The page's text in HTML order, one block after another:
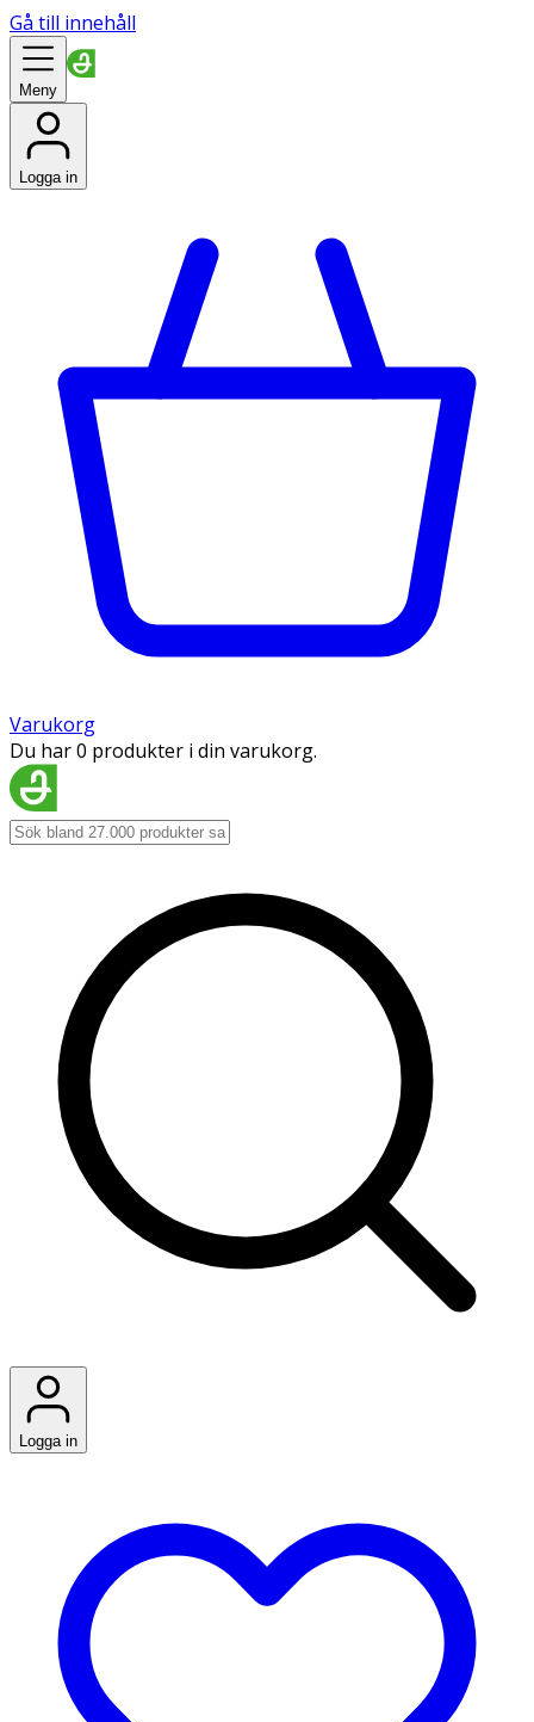
Gå till innehåll
Meny
Logga in
Varukorg
Du har 0 produkter i din varukorg.
Logga in